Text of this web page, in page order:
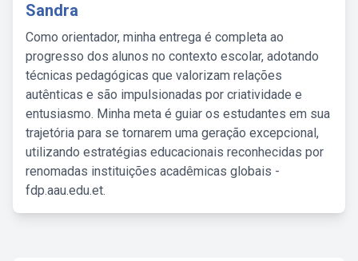
Sandra
Como orientador, minha entrega é completa ao
progresso dos alunos no contexto escolar, adotando
técnicas pedagógicas que valorizam relações
autênticas e são impulsionadas por criatividade e
entusiasmo. Minha meta é guiar os estudantes em sua
trajetória para se tornarem uma geração excepcional,
utilizando estratégias educacionais reconhecidas por
renomadas instituições acadêmicas globais -
fdp.aau.edu.et.